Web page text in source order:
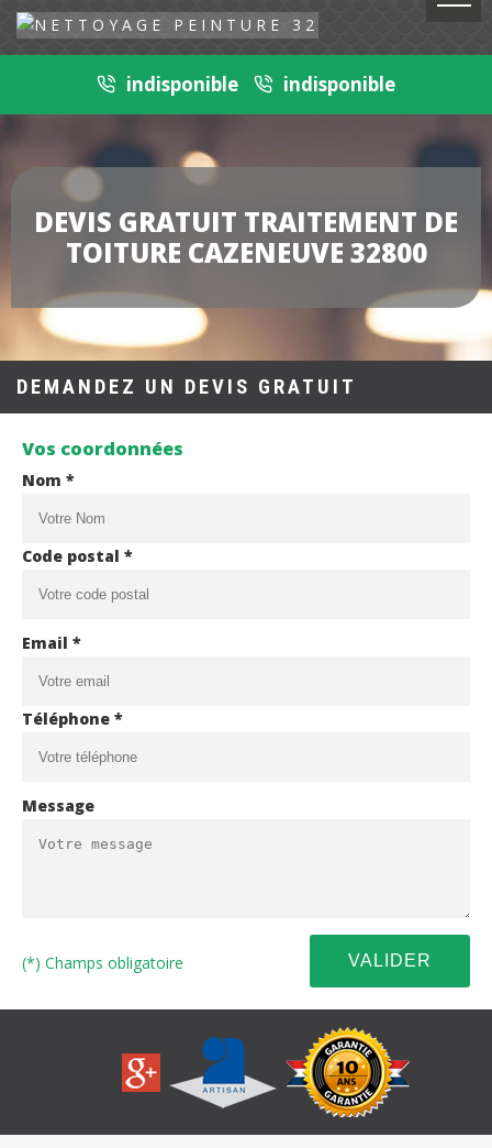
indisponible indisponible
DEVIS GRATUIT TRAITEMENT DE
TOITURE CAZENEUVE 32800
DEMANDEZ UN DEVIS GRATUIT
Vos coordonnées
Nom *
Code postal *
Email *
Téléphone *
Message
(*) Champs obligatoire